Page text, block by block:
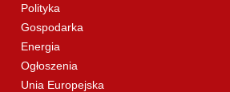
Polityka
Gospodarka
Energia
Ogłoszenia
Unia Europejska